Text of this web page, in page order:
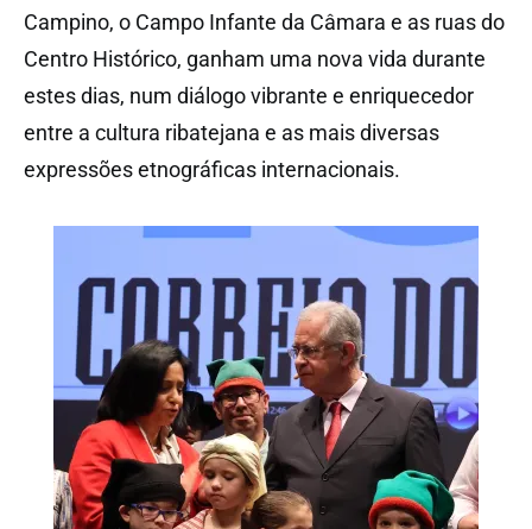
Campino, o Campo Infante da Câmara e as ruas do
Centro Histórico, ganham uma nova vida durante
estes dias, num diálogo vibrante e enriquecedor
entre a cultura ribatejana e as mais diversas
expressões etnográficas internacionais.